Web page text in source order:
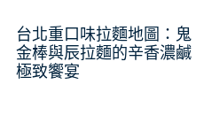
台北重口味拉麵地圖：鬼
金棒與辰拉麵的辛香濃鹹
極致饗宴